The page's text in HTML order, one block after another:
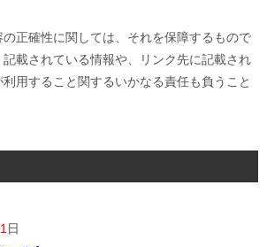
正確性に関しては、それを保障するもので
載されている情報や、リンク先に記載され
用すること関するいかなる責任も負うこと
日